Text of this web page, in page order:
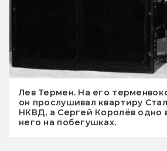
Лев Термен. На его
он прослушивал квартиру
НКВД, а Сергей Королёв одно
него на побегушках.